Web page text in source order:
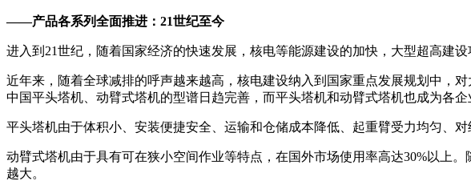
——产品各系列全面推进：21世纪至今
进入到21世纪，随着国家经济的快速发展，核电等能源建设的加快，大型超高建
近年来，随着全球减排的呼声越来越高，核电建设纳入到国家重点发展规划中，
中国平头塔机、动臂式塔机的型谱日趋完善，而平头塔机和动臂式塔机也成为各
平头塔机由于体积小、安装便捷安全、运输和仓储成本降低、起重臂受力均匀、
动臂式塔机由于具有可在狭小空间作业等特点，在国外市场使用率高达30%以上
越大。